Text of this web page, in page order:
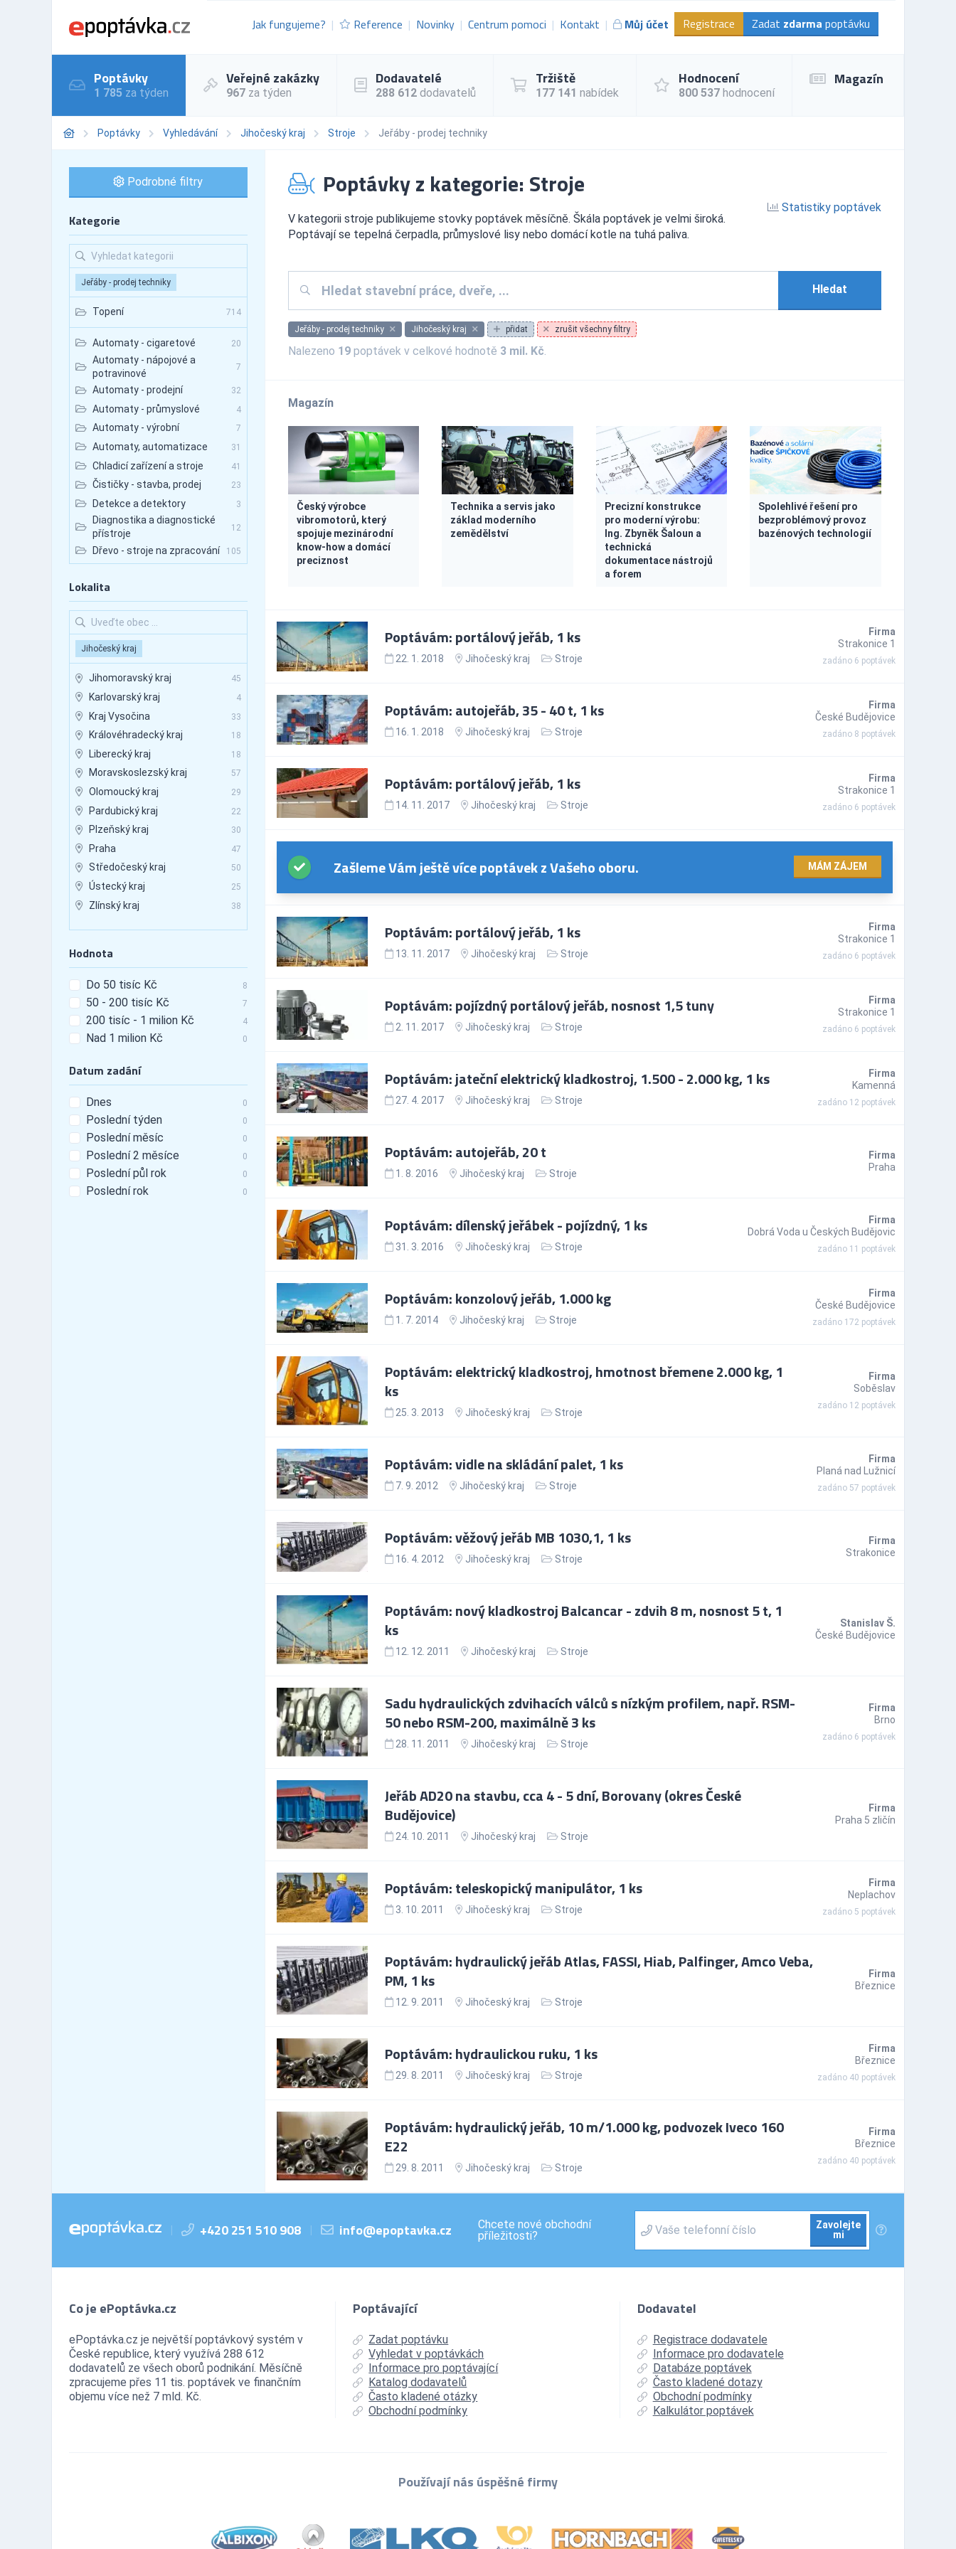
Jak fungujeme? Reference Novinky Centrum pomoci Kontakt Můj účet Registrace Zadat zdarma poptávku
Poptávky
1 785 za týden
Veřejné zakázky
967 za týden
Dodavatelé
288 612 dodavatelů
Tržiště
177 141 nabídek
Hodnocení
800 537 hodnocení
Magazín
Poptávky Vyhledávání Jihočeský kraj Stroje Jeřáby - prodej techniky
Podrobné filtry
Kategorie
Jeřáby - prodej techniky
Topení 714
Automaty - cigaretové 20
Automaty - nápojové a
potravinové
7
Automaty - prodejní 32
Automaty - průmyslové 4
Automaty - výrobní 7
Automaty, automatizace 31
Chladicí zařízení a stroje 41
Čističky - stavba, prodej 23
Detekce a detektory 3
Diagnostika a diagnostické
přístroje
12
Dřevo - stroje na zpracování 105
Elektromobily Elektromotory
a generátory
Export-Import - čerpadla
Export-Import - kotle,
topení
Export-Import - motory,
elektrické spotřebiče
stroje
217
Export-Import - stroje a
přístroje
motory
110
Export-Import - topení,
formy
Filtry, filtrační zařízení
bezpečnostní zařízení
3
Hodinky a hodiny, časoměrná
zařízení
Hydraulická a pneumatická
zařízení
84
Jeřáby - jeřábnické práce 3
7
Kamenoprůmyslové strojní
zařízení
Kancelářská technika
Klempířské potřeby a práce
Klimatizační technika
Klimatizační technika -
Klimatizační technika -
servis
Klimatizační technika -
výroba
Kompresory a vývěvy
Kotle a kotelny
Kovoobráběcí a obráběcí
Lokalita
Jihočeský kraj
Jihomoravský kraj 45
Karlovarský kraj 4
Kraj Vysočina 33
Královéhradecký kraj 18
Liberecký kraj 18
Moravskoslezský kraj 57
Olomoucký kraj 29
Pardubický kraj 22
Plzeňský kraj 30
Praha 47
Středočeský kraj 50
Ústecký kraj 25
Zlínský kraj 38
Hodnota
Do 50 tisíc Kč 8
50 - 200 tisíc Kč 7
200 tisíc - 1 milion Kč 4
Nad 1 milion Kč 0
Datum zadání
Dnes 0
Poslední týden 0
Poslední měsíc 0
Poslední 2 měsíce 0
Poslední půl rok 0
Poslední rok 0
Poptávky z kategorie: Stroje
V kategorii stroje publikujeme stovky poptávek měsíčně. Škála poptávek je velmi široká.
Poptávají se tepelná čerpadla, průmyslové lisy nebo domácí kotle na tuhá paliva.
Statistiky poptávek
Hledat
Jeřáby - prodej techniky Jihočeský kraj přidat zrušit všechny filtry
Nalezeno 19poptávek v celkové hodnotě 3 mil. Kč
Magazín
Český výrobce
vibromotorů, který
spojuje mezinárodní
know-how a domácí
preciznost
Technika a servis jako
základ moderního
zemědělství
Precizní konstrukce
pro moderní výrobu:
Ing. Zbyněk Šaloun a
technická
dokumentace nástrojů
a forem
Spolehlivé řešení pro
bezproblémový provoz
bazénových technologií
Poptávám: portálový jeřáb, 1 ks
22. 1. 2018 Jihočeský kraj Stroje
Firma
Strakonice 1
zadáno 6 poptávek
Poptávám: autojeřáb, 35 - 40 t, 1 ks
16. 1. 2018 Jihočeský kraj Stroje
Firma
České Budějovice
zadáno 8 poptávek
Poptávám: portálový jeřáb, 1 ks
14. 11. 2017 Jihočeský kraj Stroje
Firma
Strakonice 1
zadáno 6 poptávek
Zašleme Vám ještě více poptávek z Vašeho oboru. MÁM ZÁJEM
Poptávám: portálový jeřáb, 1 ks
13. 11. 2017 Jihočeský kraj Stroje
Firma
Strakonice 1
zadáno 6 poptávek
Poptávám: pojízdný portálový jeřáb, nosnost 1,5 tuny
2. 11. 2017 Jihočeský kraj Stroje
Firma
Strakonice 1
zadáno 6 poptávek
Poptávám: jateční elektrický kladkostroj, 1.500 - 2.000 kg, 1 ks
27. 4. 2017 Jihočeský kraj Stroje
Firma
Kamenná
zadáno 12 poptávek
Poptávám: autojeřáb, 20 t
1. 8. 2016 Jihočeský kraj Stroje
Firma
Praha
Poptávám: dílenský jeřábek - pojízdný, 1 ks
31. 3. 2016 Jihočeský kraj Stroje
Firma
Dobrá Voda u Českých Budějovic
zadáno 11 poptávek
Poptávám: konzolový jeřáb, 1.000 kg
1. 7. 2014 Jihočeský kraj Stroje
Firma
České Budějovice
zadáno 172 poptávek
Poptávám: elektrický kladkostroj, hmotnost břemene 2.000 kg, 1
ks
25. 3. 2013 Jihočeský kraj Stroje
Firma
Soběslav
zadáno 12 poptávek
Poptávám: vidle na skládání palet, 1 ks
7. 9. 2012 Jihočeský kraj Stroje
Firma
Planá nad Lužnicí
zadáno 57 poptávek
Poptávám: věžový jeřáb MB 1030,1, 1 ks
16. 4. 2012 Jihočeský kraj Stroje
Firma
Strakonice
Poptávám: nový kladkostroj Balcancar - zdvih 8 m, nosnost 5 t, 1
ks
12. 12. 2011 Jihočeský kraj Stroje
Stanislav Š.
České Budějovice
Sadu hydraulických zdvihacích válců s nízkým profilem, např. RSM-
50 nebo RSM-200, maximálně 3 ks
28. 11. 2011 Jihočeský kraj Stroje
Firma
Brno
zadáno 6 poptávek
Jeřáb AD20 na stavbu, cca 4 - 5 dní, Borovany (okres České
Budějovice)
24. 10. 2011 Jihočeský kraj Stroje
Firma
Praha 5 zličín
Poptávám: teleskopický manipulátor, 1 ks
3. 10. 2011 Jihočeský kraj Stroje
Firma
Neplachov
zadáno 5 poptávek
Poptávám: hydraulický jeřáb Atlas, FASSI, Hiab, Palfinger, Amco Veba,
PM, 1 ks
12. 9. 2011 Jihočeský kraj Stroje
Firma
Březnice
Poptávám: hydraulickou ruku, 1 ks
29. 8. 2011 Jihočeský kraj Stroje
Firma
Březnice
zadáno 40 poptávek
Poptávám: hydraulický jeřáb, 10 m/1.000 kg, podvozek Iveco 160
E22
29. 8. 2011 Jihočeský kraj Stroje
Firma
Březnice
zadáno 40 poptávek
| +420 251 510 908 | info@epoptavka.cz
Chcete nové obchodní
příležitosti?
Zavolejte
mi
Co je ePoptávka.cz
ePoptávka.cz je největší poptávkový systém v
České republice, který využívá 288 612
dodavatelů ze všech oborů podnikání. Měsíčně
zpracujeme přes 11 tis. poptávek ve finančním
objemu více než 7 mld. Kč.
Poptávající
Zadat poptávku
Vyhledat v poptávkách
Informace pro poptávající
Katalog dodavatelů
Často kladené otázky
Obchodní podmínky
Dodavatel
Registrace dodavatele
Informace pro dodavatele
Databáze poptávek
Často kladené dotazy
Obchodní podmínky
Kalkulátor poptávek
Používají nás úspěšné firmy